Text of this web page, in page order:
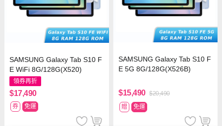
SAMSUNG Galaxy Tab S10 F
E WiFi 8G/128G(X520)
領券再折
$17,490
券 免運
SAMSUNG Galaxy Tab S10 F
E 5G 8G/128G(X526B)
$15,490 $20,490
贈
免運